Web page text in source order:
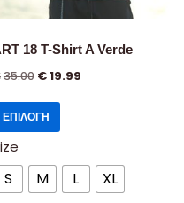
18 T-Shirt A Verde
35.00 €19.99
ΕΠΙΛΟΓΉ
S M L XL